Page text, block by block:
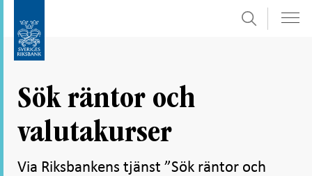
direkt
undersidor
Sök
Sök räntor och
valutakurser
Via Riksbankens tjänst ”Sök räntor och